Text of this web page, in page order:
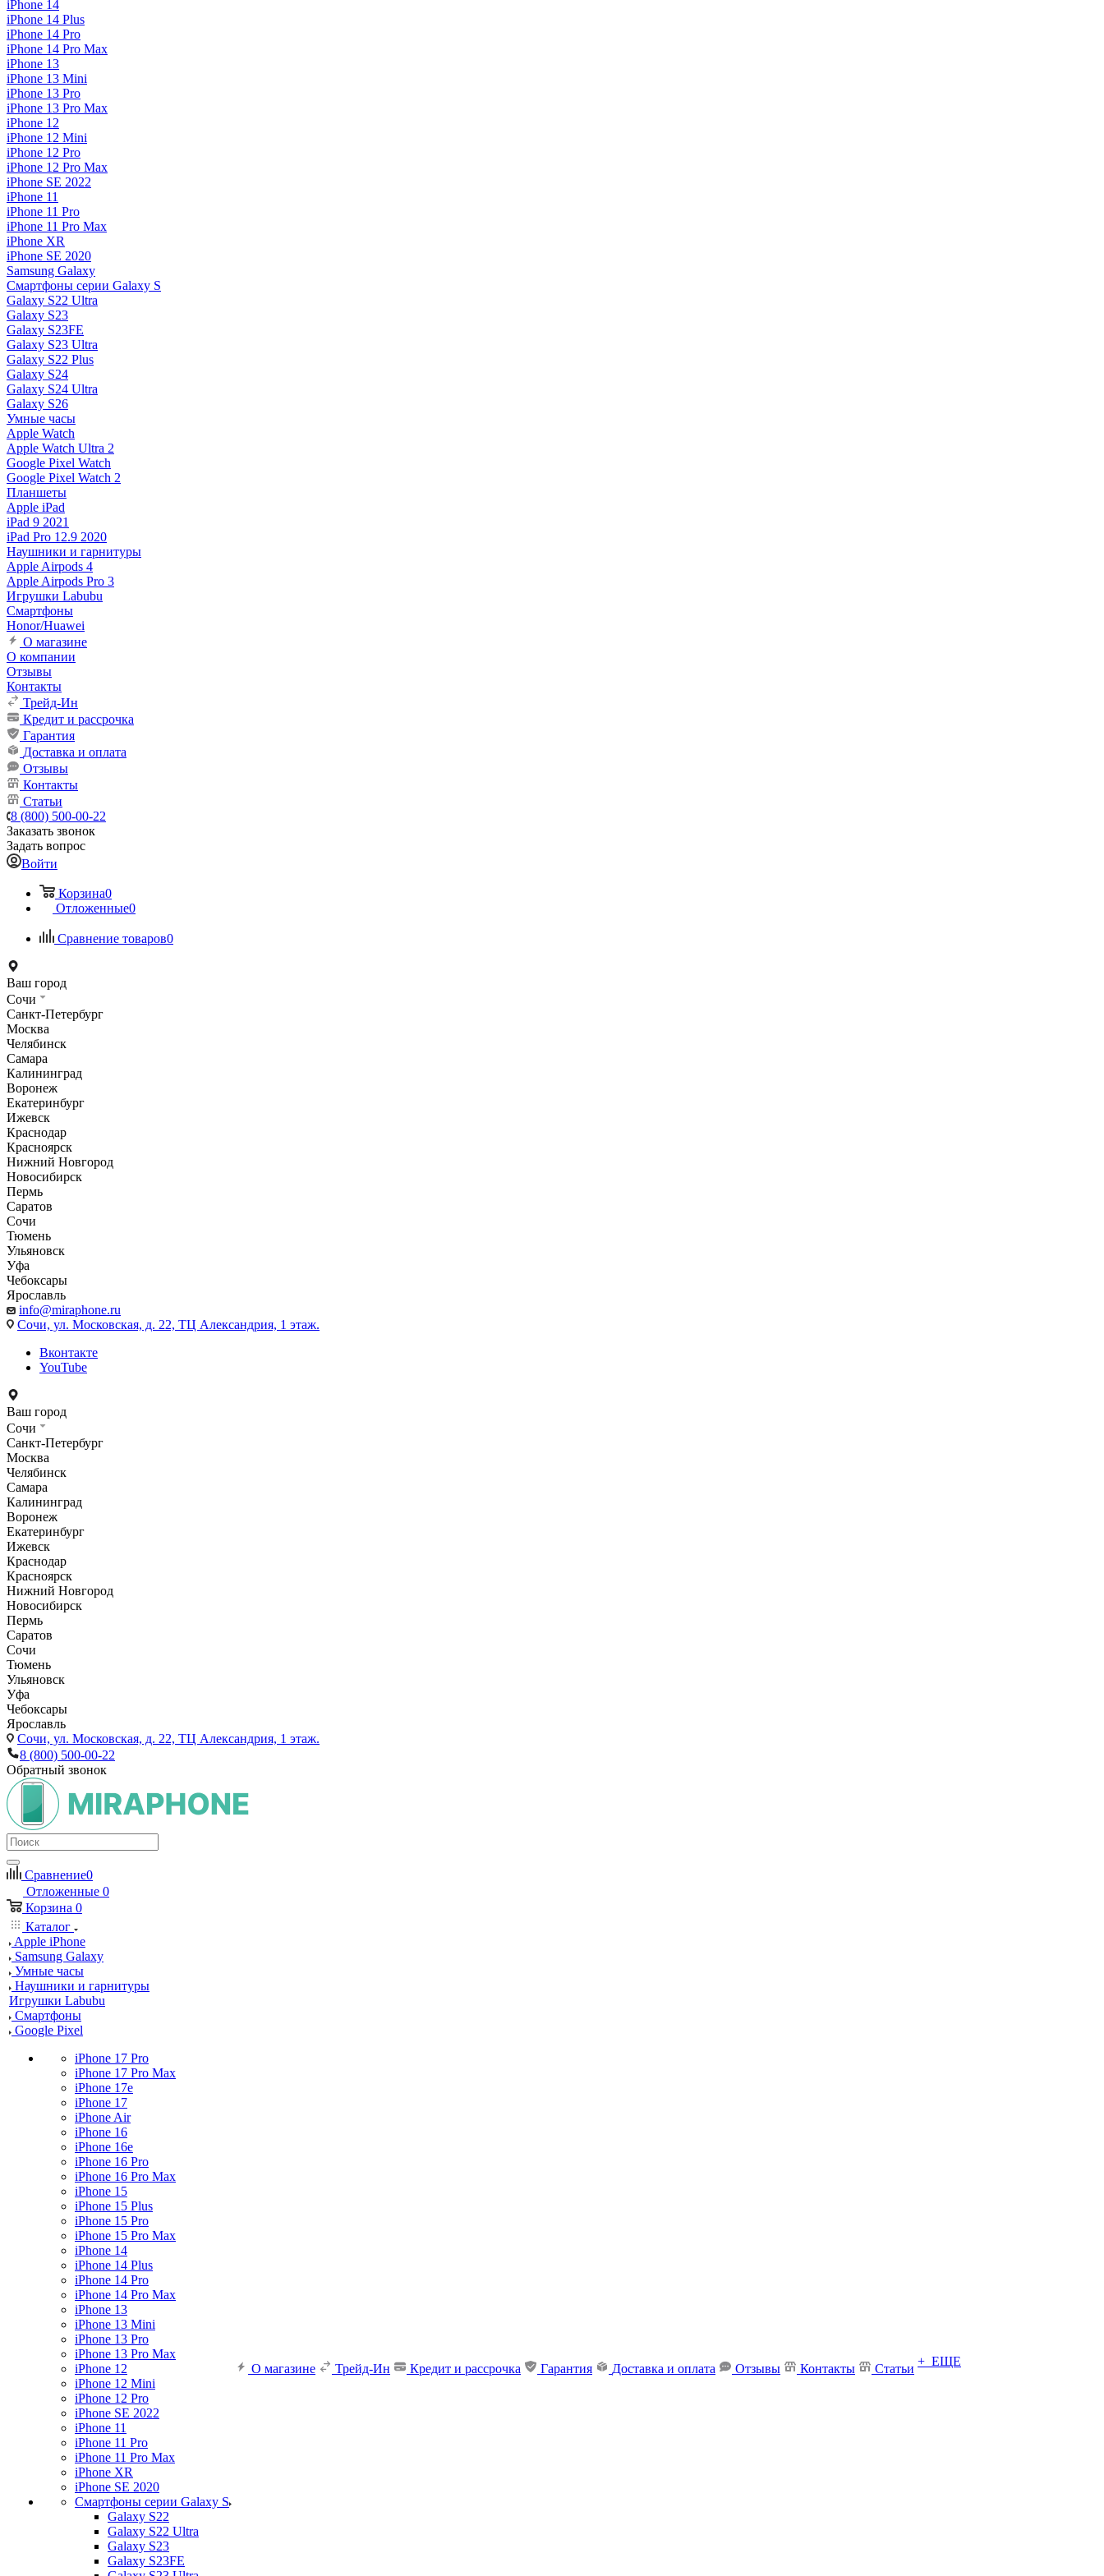
iPhone 14
iPhone 14 Plus
iPhone 14 Pro
iPhone 14 Pro Max
iPhone 13
iPhone 13 Mini
iPhone 13 Pro
iPhone 13 Pro Max
iPhone 12
iPhone 12 Mini
iPhone 12 Pro
iPhone 12 Pro Max
iPhone SE 2022
iPhone 11
iPhone 11 Pro
iPhone 11 Pro Max
iPhone XR
iPhone SE 2020
Samsung Galaxy
Смартфоны серии Galaxy S
Galaxy S22 Ultra
Galaxy S23
Galaxy S23FE
Galaxy S23 Ultra
Galaxy S22 Plus
Galaxy S24
Galaxy S24 Ultra
Galaxy S26
Умные часы
Apple Watch
Apple Watch Ultra 2
Google Pixel Watch
Google Pixel Watch 2
Планшеты
Apple iPad
iPad 9 2021
iPad Pro 12.9 2020
Наушники и гарнитуры
Apple Airpods 4
Apple Airpods Pro 3
Игрушки Labubu
Смартфоны
Honor/Huawei
О магазине
О компании
Отзывы
Контакты
Трейд-Ин
Кредит и рассрочка
Гарантия
Доставка и оплата
Отзывы
Контакты
Статьи
8 (800) 500-00-22
Заказать звонок
Задать вопрос
Войти
Корзина0
Отложенные0
Сравнение товаров0
Ваш город
Сочи
Санкт-Петербург
Москва
Челябинск
Самара
Калининград
Воронеж
Екатеринбург
Ижевск
Краснодар
Красноярск
Нижний Новгород
Новосибирск
Пермь
Саратов
Сочи
Тюмень
Ульяновск
Уфа
Чебоксары
Ярославль
info@miraphone.ru
Сочи, ул. Московская, д. 22, ТЦ Александрия, 1 этаж.
Вконтакте
YouTube
Ваш город
Сочи
Санкт-Петербург
Москва
Челябинск
Самара
Калининград
Воронеж
Екатеринбург
Ижевск
Краснодар
Красноярск
Нижний Новгород
Новосибирск
Пермь
Саратов
Сочи
Тюмень
Ульяновск
Уфа
Чебоксары
Ярославль
Сочи, ул. Московская, д. 22, ТЦ Александрия, 1 этаж.
8 (800) 500-00-22
Обратный звонок
Сравнение0
Отложенные 0
Корзина 0
Каталог
Apple iPhone
Samsung Galaxy
Умные часы
Наушники и гарнитуры
Игрушки Labubu
Смартфоны
Google Pixel
iPhone 17 Pro
iPhone 17 Pro Max
iPhone 17e
iPhone 17
iPhone Air
iPhone 16
iPhone 16e
iPhone 16 Pro
iPhone 16 Pro Max
iPhone 15
iPhone 15 Plus
iPhone 15 Pro
iPhone 15 Pro Max
iPhone 14
iPhone 14 Plus
iPhone 14 Pro
iPhone 14 Pro Max
iPhone 13
iPhone 13 Mini
iPhone 13 Pro
iPhone 13 Pro Max
iPhone 12
iPhone 12 Mini
iPhone 12 Pro
iPhone SE 2022
iPhone 11
iPhone 11 Pro
iPhone 11 Pro Max
iPhone XR
iPhone SE 2020
Смартфоны серии Galaxy S
Galaxy S22
Galaxy S22 Ultra
Galaxy S23
Galaxy S23FE
О магазине Трейд-Ин Кредит и рассрочка Гарантия Доставка и оплата Отзывы Контакты Статьи
+ ЕЩЕ